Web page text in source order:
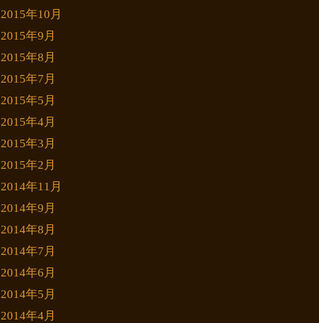
2015年10月
2015年9月
2015年8月
2015年7月
2015年5月
2015年4月
2015年3月
2015年2月
2014年11月
2014年9月
2014年8月
2014年7月
2014年6月
2014年5月
2014年4月